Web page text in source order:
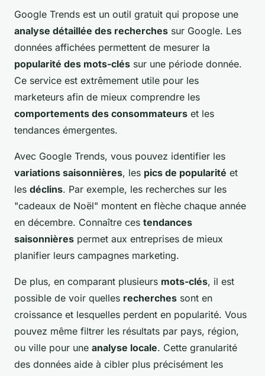
Google Trends est un outil gratuit qui propose une
analyse détaillée des recherches sur Google. Les
données affichées permettent de mesurer la
popularité des mots-clés sur une période donnée.
Ce service est extrêmement utile pour les
marketeurs afin de mieux comprendre les
comportements des consommateurs et les
tendances émergentes.
Avec Google Trends, vous pouvez identifier les
variations saisonnières, les pics de popularité et
les déclins. Par exemple, les recherches sur les
"cadeaux de Noël" montent en flèche chaque année
en décembre. Connaître ces tendances
saisonnières permet aux entreprises de mieux
planifier leurs campagnes marketing.
De plus, en comparant plusieurs mots-clés, il est
possible de voir quelles recherches sont en
croissance et lesquelles perdent en popularité. Vous
pouvez même filtrer les résultats par pays, région,
ou ville pour une analyse locale. Cette granularité
des données aide à cibler plus précisément les